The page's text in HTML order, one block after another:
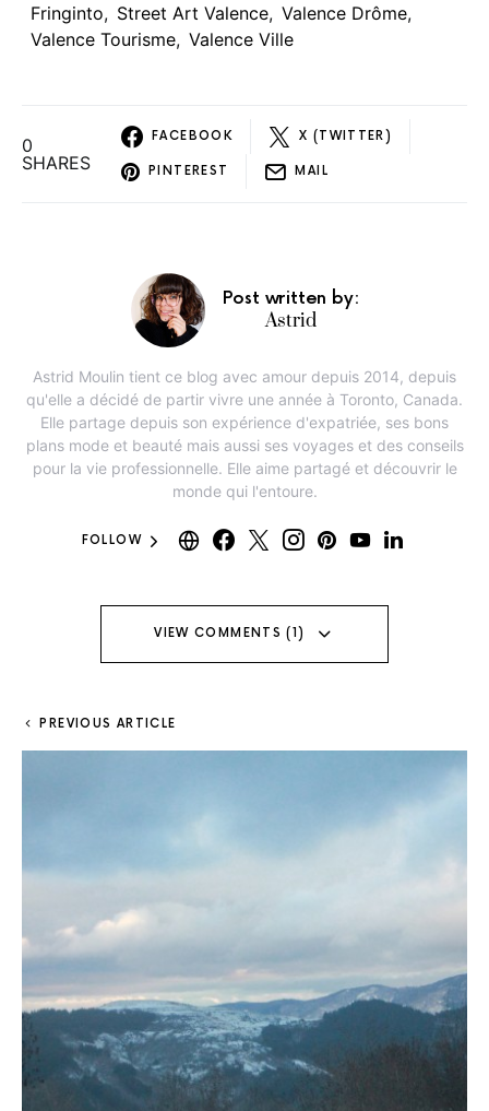
Fringinto, Street Art Valence, Valence Drôme,
Valence Tourisme, Valence Ville
0
SHARES
FACEBOOK X (TWITTER)
PINTEREST MAIL
Post written by:
Astrid
Astrid Moulin tient ce blog avec amour depuis 2014, depuis
qu'elle a décidé de partir vivre une année à Toronto, Canada.
Elle partage depuis son expérience d'expatriée, ses bons
plans mode et beauté mais aussi ses voyages et des conseils
pour la vie professionnelle. Elle aime partagé et découvrir le
monde qui l'entoure.
FOLLOW
VIEW COMMENTS (1)
PREVIOUS ARTICLE